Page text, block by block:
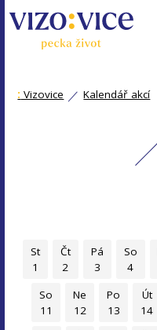
: Vizovice Kalendář akcí
St
1
Čt
2
Pá
3
So
4
So
11
Ne
12
Po
13
Út
14